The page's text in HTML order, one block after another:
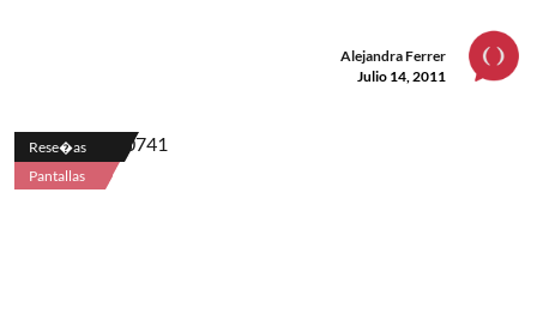
Alejandra Ferrer
Julio 14, 2011
Rese�as
Pantallas